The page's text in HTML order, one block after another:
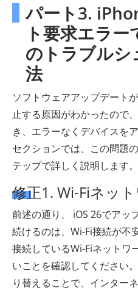
パート3.
ト要求エラ
のトラブルシ
法
ソフトウェアアップデート
止する原因がわかったので
き、エラーなくデバイスを
セクションでは、この問題
テップで詳しく説明します。
修正1. Wi-Fiネッ
前述の通り、 iOS 26でアッ
続けるのは、Wi-Fi接続が不
接続しているWi-Fiネットワ
いことを確認してください
り替えることで、インター